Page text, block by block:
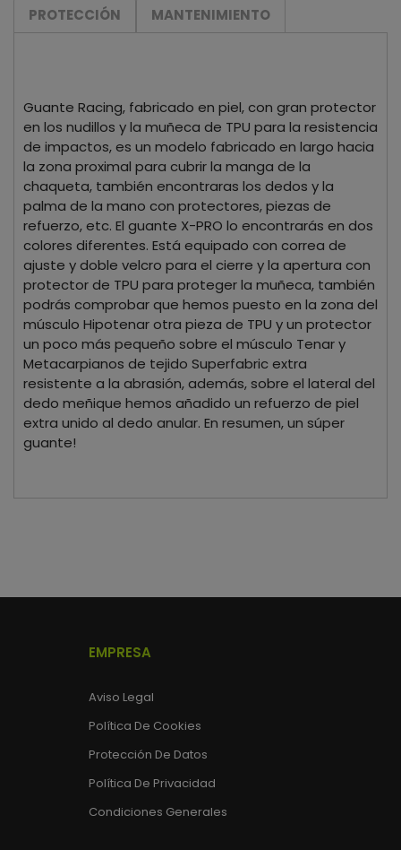
PROTECCIÓN
MANTENIMIENTO
Guante Racing, fabricado en piel, con gran protector
en los nudillos y la muñeca de TPU para la resistencia
de impactos, es un modelo fabricado en largo hacia
la zona proximal para cubrir la manga de la
chaqueta, también encontraras los dedos y la
palma de la mano con protectores, piezas de
refuerzo, etc. El guante X-PRO lo encontrarás en dos
colores diferentes. Está equipado con correa de
ajuste y doble velcro para el cierre y la apertura con
protector de TPU para proteger la muñeca, también
podrás comprobar que hemos puesto en la zona del
músculo Hipotenar otra pieza de TPU y un protector
un poco más pequeño sobre el músculo Tenar y
Metacarpianos de tejido Superfabric extra
resistente a la abrasión, además, sobre el lateral del
dedo meñique hemos añadido un refuerzo de piel
extra unido al dedo anular. En resumen, un súper
guante!
EMPRESA
Aviso Legal
Política De Cookies
Protección De Datos
Política De Privacidad
Condiciones Generales